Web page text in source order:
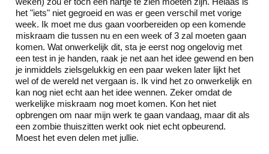
t
e
r
het "iets" niet gegroeid en was er geen verschil met vorige
week. Ik moet me dus gaan voorbereiden op een komende
miskraam die tussen nu en een week of 3 zal moeten gaan
komen. Wat onwerkelijk dit, sta je eerst nog ongelovig met
een test in je handen, raak je net aan het idee gewend en ben
je inmiddels zielsgelukkig en een paar weken later lijkt het
wel of de wereld net vergaan is. Ik vind het zo onwerkelijk en
kan nog niet echt aan het idee wennen. Zeker omdat de
werkelijke miskraam nog moet komen. Kon het niet
opbrengen om naar mijn werk te gaan vandaag, maar dit als
een zombie thuiszitten werkt ook niet echt opbeurend.
Moest het even delen met jullie.